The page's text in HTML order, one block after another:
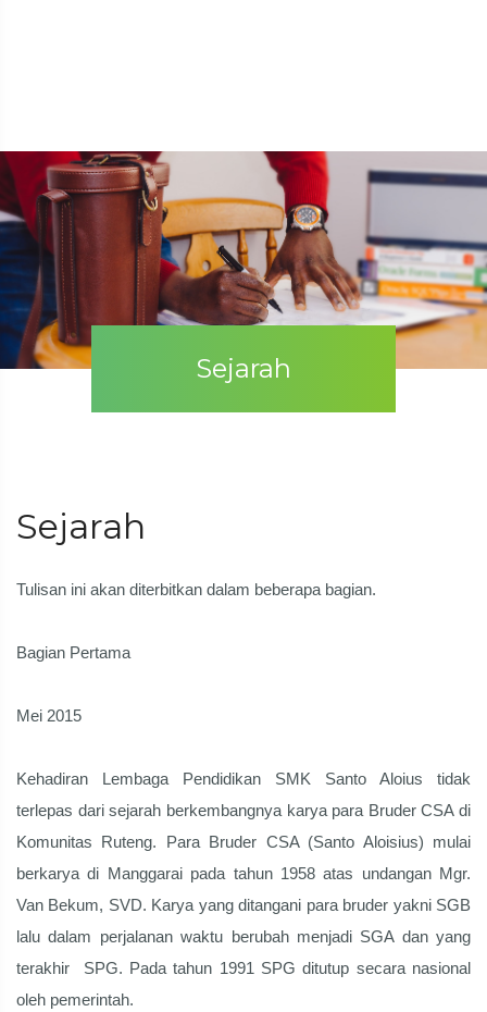
Sejarah
Sejarah
Tulisan ini akan diterbitkan dalam beberapa bagian.
Bagian Pertama
Mei 2015
Kehadiran Lembaga Pendidikan SMK Santo Aloius tidak
terlepas dari sejarah berkembangnya karya para Bruder CSA di
Komunitas Ruteng. Para Bruder CSA (Santo Aloisius) mulai
berkarya di Manggarai pada tahun 1958 atas undangan Mgr.
Van Bekum, SVD. Karya yang ditangani para bruder yakni SGB
lalu dalam perjalanan waktu berubah menjadi SGA dan yang
terakhir SPG. Pada tahun 1991 SPG ditutup secara nasional
oleh pemerintah.